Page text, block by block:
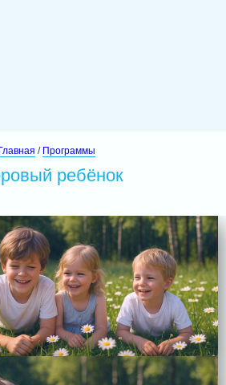
ребёнок
Главная / Программы